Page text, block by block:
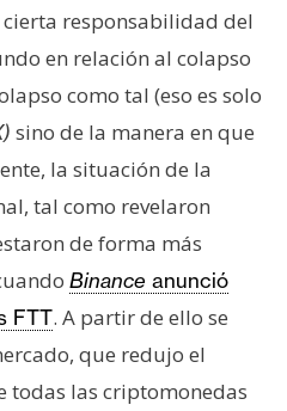
responsabilidad del
en relación al colapso
como tal (eso es solo
sino de la manera en que
la situación de la
tal como revelaron
de forma más
Binance anunció
FTT. A partir de ello se
que redujo el
todas las criptomonedas